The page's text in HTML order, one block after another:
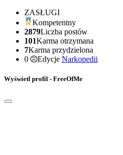
ZASŁUGI
Kompetentny
2879Liczba postów
101Karma otrzymana
7Karma przydzielona
0
Edycje Narkopedii
Wyświetl profil - FreeOfMe